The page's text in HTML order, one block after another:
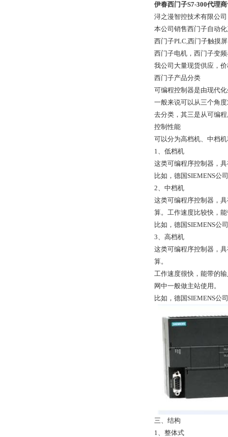
伊春西门子S7-300代理
浔之漫智控技术有限公
本公司销售西门子自动
西门子PLC,西门子触摸
西门子电机，西门子变
我公司大量现货供应，
西门子产品分类
可编程控制器是由现代
一般来说可以从三个角
去分类，其三是从可编
控制性能
可以分为高档机、中档
1、低档机
这类可编程序控制器，
比如，德国SIEMENS公
2、中档机
这类可编程序控制器，
算。工作速度比较快，
比如，德国SIEMENS公
3、高档机
这类可编程序控制器，
算。
工作速度很快，能带的
网中一般做主站使用。
比如，德国SIEMENS公
三、结构
1、整体式